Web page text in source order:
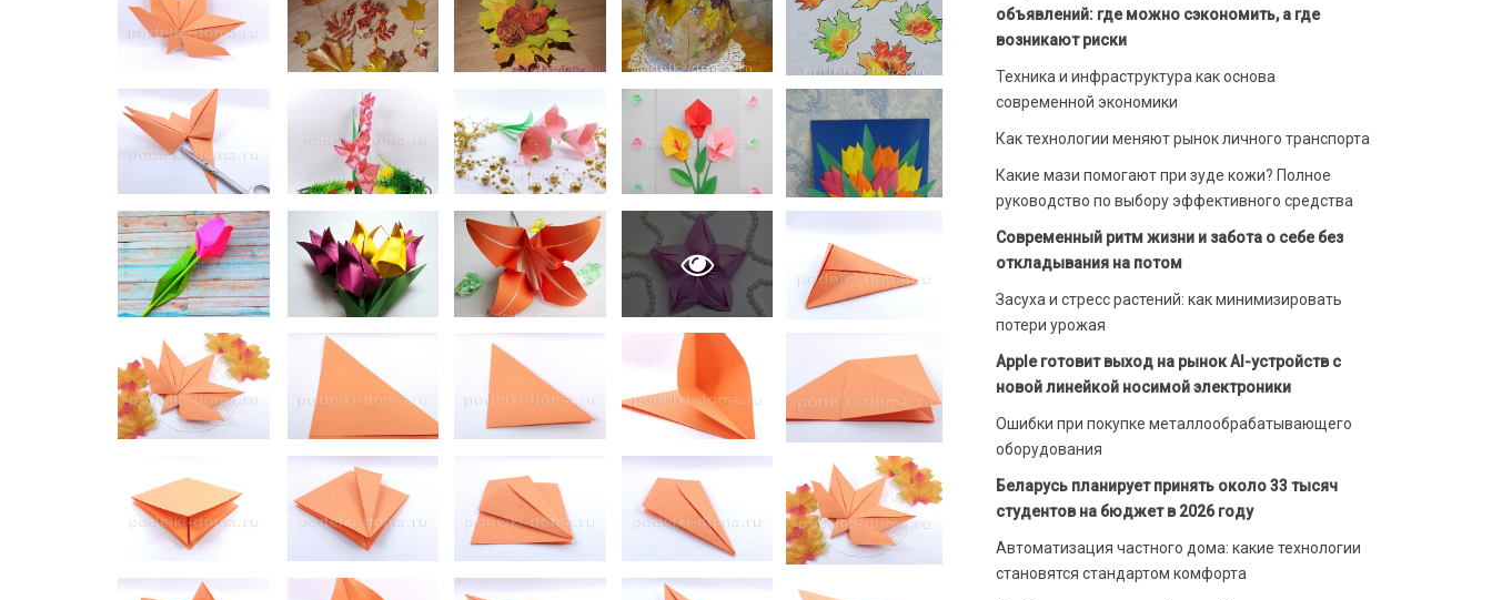
объявлений: где можно сэкономить, а где
возникают риски
Техника и инфраструктура как основа
современной экономики
Как технологии меняют рынок личного транспорта
Какие мази помогают при зуде кожи? Полное
руководство по выбору эффективного средства
Современный ритм жизни и забота о себе без
откладывания на потом
Засуха и стресс растений: как минимизировать
потери урожая
Apple готовит выход на рынок AI-устройств с
новой линейкой носимой электроники
Ошибки при покупке металлообрабатывающего
оборудования
Беларусь планирует принять около 33 тысяч
студентов на бюджет в 2026 году
Автоматизация частного дома: какие технологии
становятся стандартом комфорта